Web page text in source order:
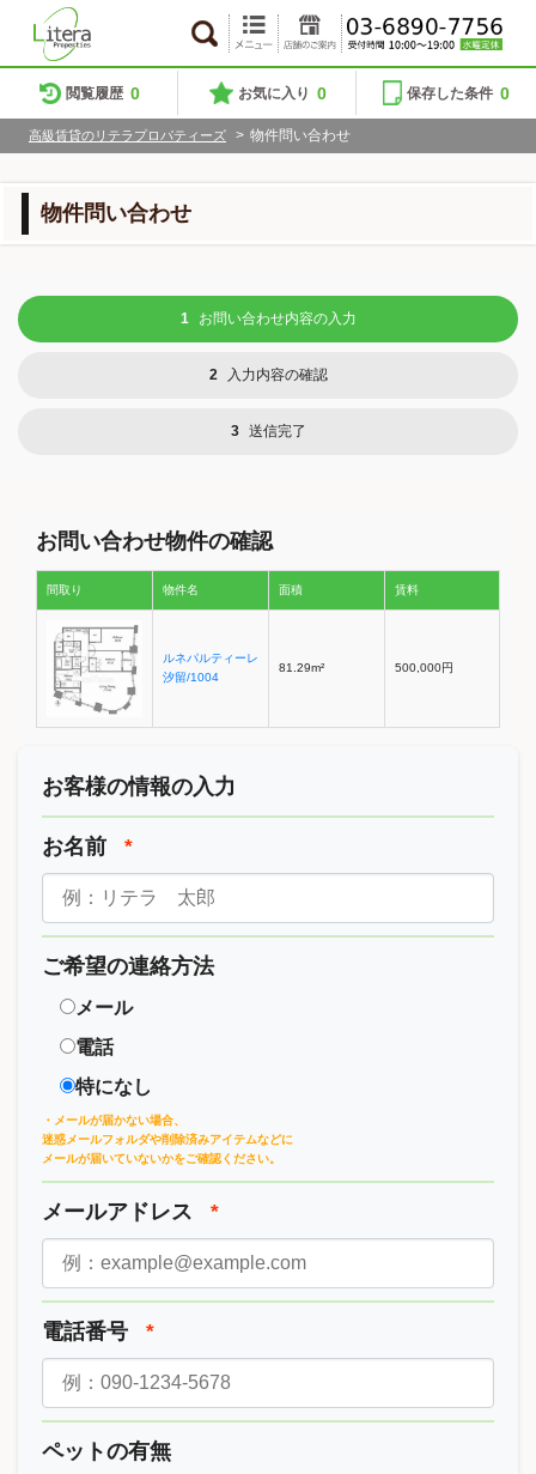
閲覧履歴 0 お気に入り 0 保存した条件 0
高級賃貸のリテラプロパティーズ > 物件問い合わせ
物件問い合わせ
1 お問い合わせ内容の入力
2 入力内容の確認
3 送信完了
お問い合わせ物件の確認
間取り 物件名 面積 賃料
ルネパルティーレ
汐留/1004
81.29m² 500,000円
お客様の情報の入力
お名前 *
ご希望の連絡方法
メール
電話
特になし
・メールが届かない場合、
迷惑メールフォルダや削除済みアイテムなどに
メールが届いていないかをご確認ください。
メールアドレス *
電話番号 *
ペットの有無